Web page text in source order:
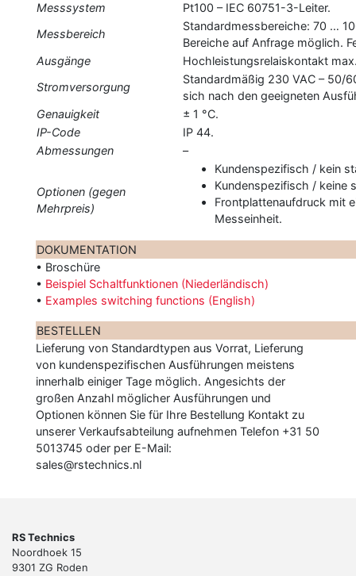
Messsystem
Pt100 – IEC 60751-3-Leiter.
Messbereich
Standardmessbereiche: 70 …
Bereiche auf Anfrage möglich.
Ausgänge
Hochleistungsrelaiskontakt
Stromversorgung
Standardmäßig 230 VAC – 50/
sich nach den geeigneten
Genauigkeit
± 1 °C.
IP-Code
IP 44.
Abmessungen
–
Optionen (gegen
Mehrpreis)
Kundenspezifisch / kein
Kundenspezifisch / keine
Frontplattenaufdruck mit
Messeinheit.
DOKUMENTATION
• Broschüre
• Beispiel Schaltfunktionen (Niederländisch)
• Examples switching functions (English)
BESTELLEN
Lieferung von Standardtypen aus Vorrat, Lieferung
von kundenspezifischen Ausführungen meistens
innerhalb einiger Tage möglich. Angesichts der
großen Anzahl möglicher Ausführungen und
Optionen können Sie für Ihre Bestellung Kontakt zu
unserer Verkaufsabteilung aufnehmen Telefon +31 50
5013745 oder per E-Mail:
sales@rstechnics.nl
RS Technics
Noordhoek 15
9301 ZG Roden